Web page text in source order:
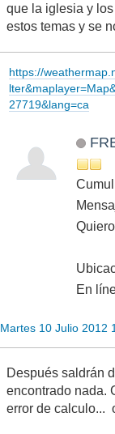
que la iglesia y
estos temas y se
https://
27719&lang=ca
En
Martes 10 Julio 2012
Después saldrán
encontrado nada.
error de calculo...